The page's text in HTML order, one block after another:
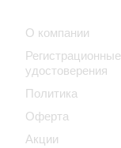
О компании
Регистрационные
удостоверения
Политика
Оферта
Акции